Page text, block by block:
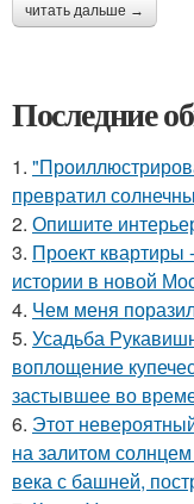
читать дальше →
Последние
1.
превратил
2. Опишите
3. Проект квартиры
истории в новой
4. Чем меня
5. Усадьба
воплощение
застывшее во
6. Этот
на залитом
века с башней,